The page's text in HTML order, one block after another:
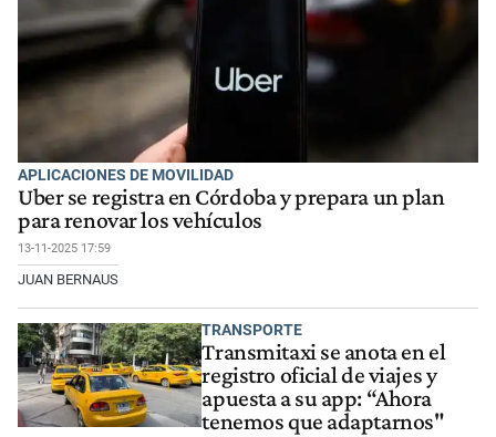
APLICACIONES DE MOVILIDAD
Uber se registra en Córdoba y prepara un plan
para renovar los vehículos
13-11-2025 17:59
JUAN BERNAUS
TRANSPORTE
Transmitaxi se anota en el
registro oficial de viajes y
apuesta a su app: “Ahora
tenemos que adaptarnos"